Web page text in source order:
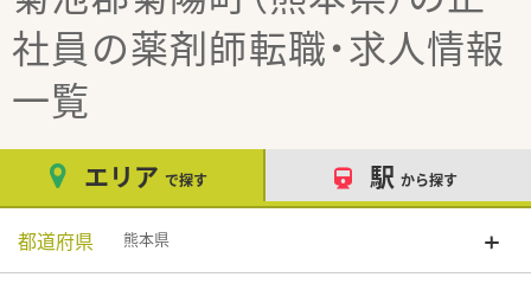
社員の薬剤師転職・求人情報
一覧
エリア で探す 駅 から探す
都道府県 熊本県